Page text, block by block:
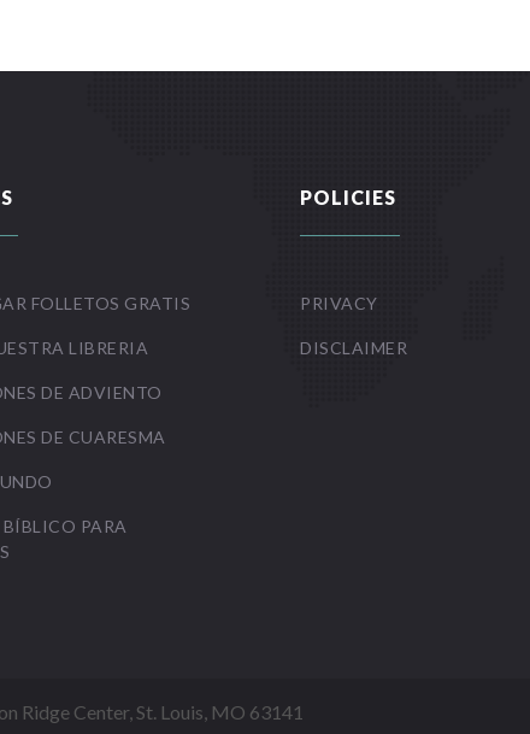
FOLLETOS GRATIS
LIBRERIA
DE ADVIENTO
DE CUARESMA
PARA
POLICIES
PRIVACY
DISCLAIMER
Ridge Center, St. Louis, MO 63141